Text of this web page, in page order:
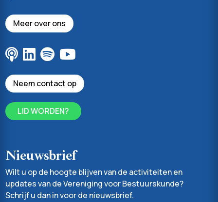
Meer over ons
Neem contact op
LID WORDEN?
Nieuwsbrief
Wilt u op de hoogte blijven van de activiteiten en
updates van de Vereniging voor Bestuurskunde?
Schrijf u dan in voor de nieuwsbrief.